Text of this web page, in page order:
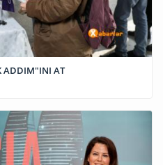
ADDIM"INI AT